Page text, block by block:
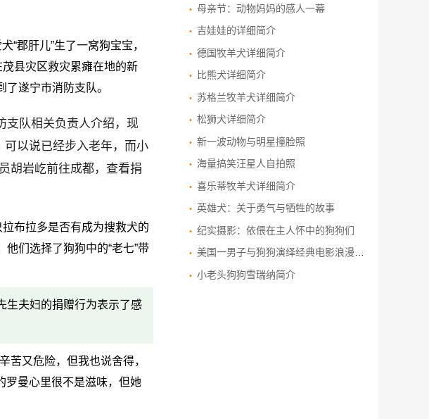
郡肝儿”生了一窝狗宝宝，
县灾区救灾累瘫在地的新
遂宁市消防支队。
支队相关负责人介绍，现
以说已经步入老年，而小
胡岩屹前往成都，查看捐
布拉多是否有成为搜救犬的
们选择了狗狗中的“老七”带
生夫妇的捐赠行为表示了感
苦又危险，但我也说舍得，
罗曼心里很不是滋味，但她
母亲节：动物妈妈的感人一幕
吉娃娃的详细简介
德国牧羊犬详细简介
比熊犬详细简介
苏格兰牧羊犬详细简介
松狮犬详细简介
新一波动物与明星撞脸照
海量搞笑汪星人自拍照
喜乐蒂牧羊犬详细简介
英雄犬：关于勇气与牺牲的故事
纪实摄影：依偎在主人怀中的狗狗们
美国一男子与狗狗演绎经典电影浪漫场景
小老头狗狗雪瑞纳简介